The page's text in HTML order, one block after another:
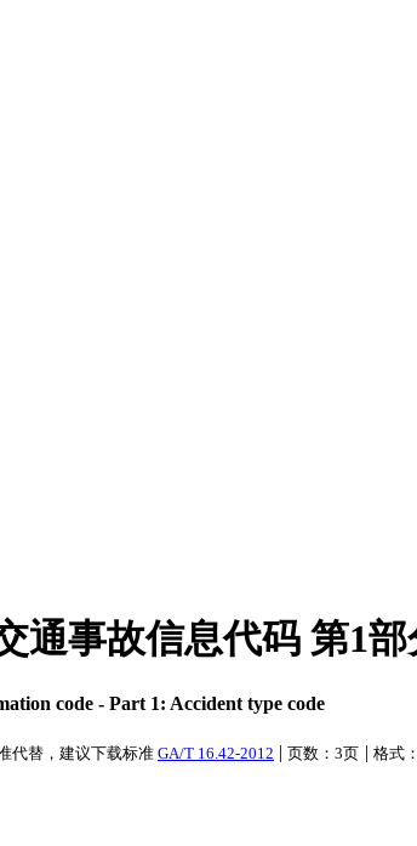
通事故信息代码 第1
code - Part 1: Accident type code
代替，建议下载标准 GA/T 16.42-2012 | 页数：3页 | 格式